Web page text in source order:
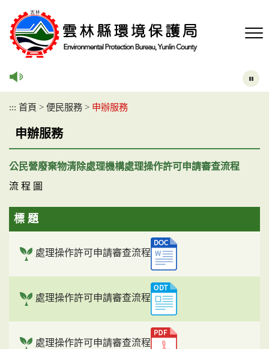
::: 首頁 > 便民服務 > 申辦服務
申辦服務
公民營廢棄物清除處理機構處理操作許可申請審查流程
流 程 圖
標 題
處理操作許可申請審查流程
處理操作許可申請審查流程
處理操作許可申請審查流程